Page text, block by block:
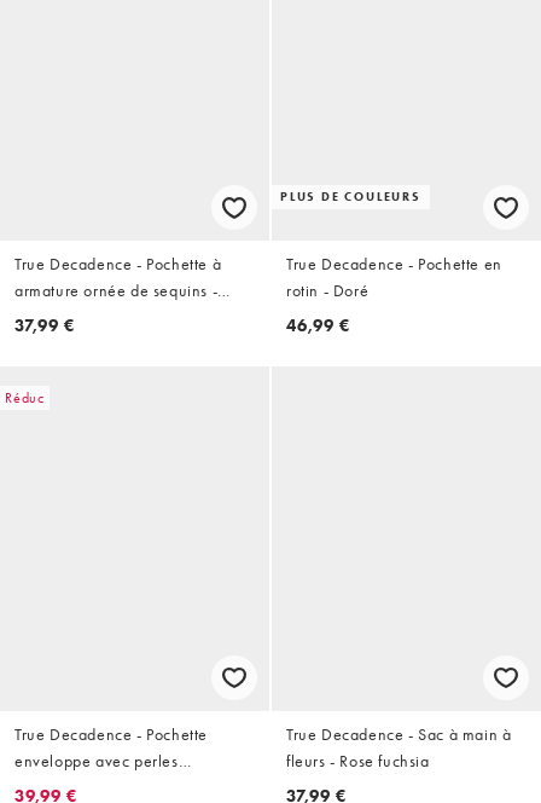
True Decadence - Pochette à
armature ornée de sequins -
Crème
37,99 €
PLUS DE COULEURS
True Decadence - Pochette en
rotin - Doré
46,99 €
Réduc
True Decadence - Pochette
enveloppe avec perles
ornementées - Blanc
39,99 €
True Decadence - Sac à main à
fleurs - Rose fuchsia
37,99 €